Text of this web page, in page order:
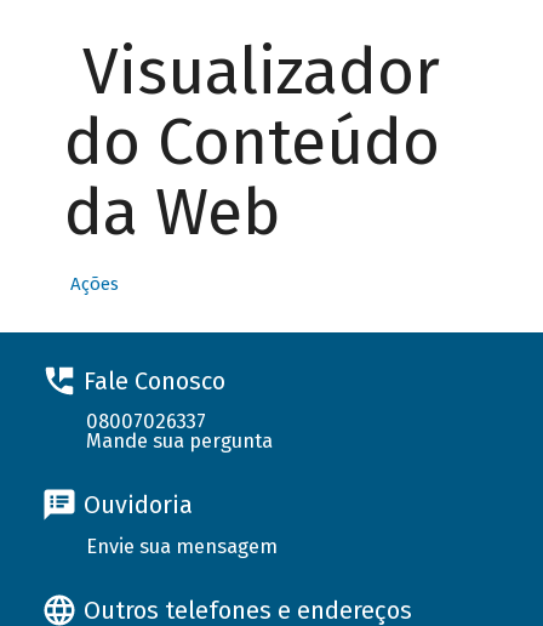
Visualizador
do Conteúdo
da Web
Ações
Fale Conosco
08007026337
Mande sua pergunta
Ouvidoria
Envie sua mensagem
Outros telefones e endereços